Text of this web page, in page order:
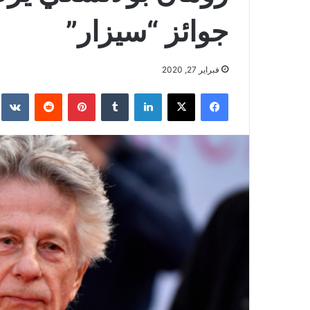
جوائز “سيزار”
فبراير 27, 2020
فيسبوك ‫X لينكدإن بينتيريست